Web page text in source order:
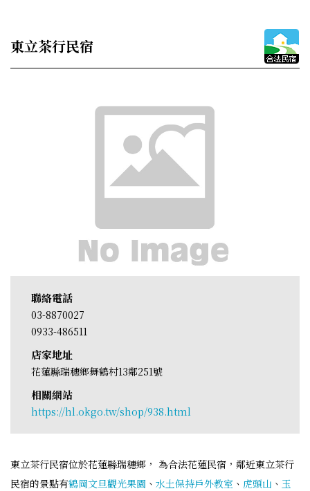
東立茶行民宿
聯絡電話
03-8870027
0933-486511
店家地址
花蓮縣瑞穗鄉舞鶴村13鄰251號
相關網站
https://hl.okgo.tw/shop/938.html
東立茶行民宿位於花蓮縣瑞穗鄉， 為合法花蓮民宿，鄰近東立茶行
民宿的景點有鶴岡文旦觀光果園 、 水土保持戶外教室 、 虎頭山 、 玉